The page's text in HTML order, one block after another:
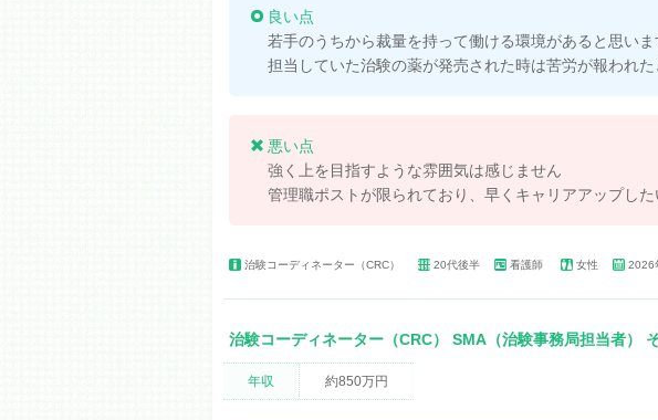
良い点
若手のうちから裁量を持って働ける環境があると思いま
担当していた治験の薬が発売された時は苦労が報われ
悪い点
強く上を目指すような雰囲気は感じません
管理職ポストが限られており、早くキャリアアップし
治験コーディネーター（CRC） 20代後半 看護師 女性
治験コーディネーター（CRC） SMA（治験事務局担当者）
年収 約850万円